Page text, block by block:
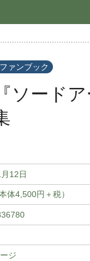
ァンブック
ソード
12日
体4,500円＋税）
ジ